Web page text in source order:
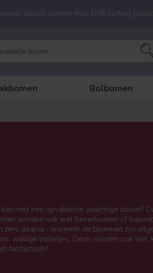
Bolbomen
Bestel bomen met 10% korting
met een opvallende, prachtige boom?
worden ook wel beverbomen of
daarna - wanneer de bloemen zijn
wollige bolletjes. Deze worden ook wel
fantastisch?